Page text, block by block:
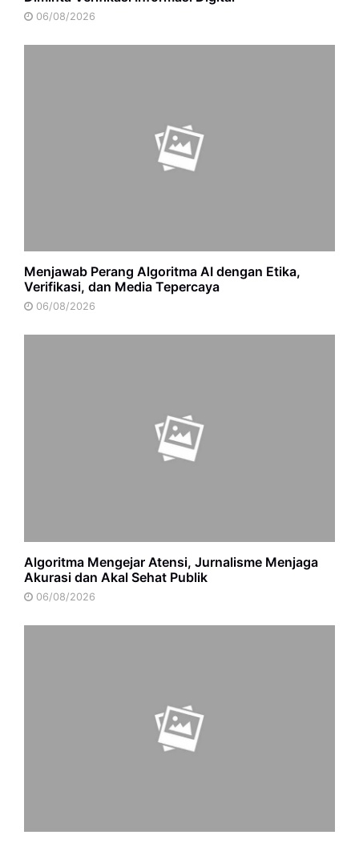
06/08/2026
Menjawab Perang Algoritma AI dengan Etika,
Verifikasi, dan Media Tepercaya
06/08/2026
Algoritma Mengejar Atensi, Jurnalisme Menjaga
Akurasi dan Akal Sehat Publik
06/08/2026